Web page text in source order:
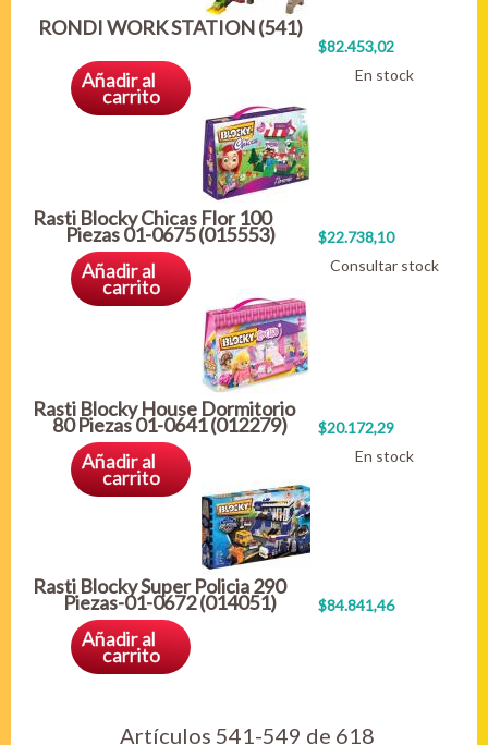
RONDI WORK STATION (541)
$82.453,02
Añadir al
carrito
Rasti Blocky Chicas Flor 100
Piezas 01-0675 (015553) $22.738,10
En stock
Añadir al
carrito
Rasti Blocky House Dormitorio
80 Piezas 01-0641 (012279) $20.172,29
Consultar stock
Añadir al
carrito
Rasti Blocky Super Policia 290
Piezas-01-0672 (014051) $84.841,46
En stock
Añadir al
carrito
Artículos 541-549 de 618